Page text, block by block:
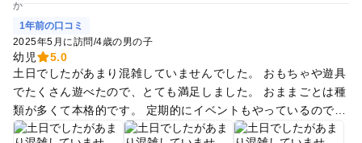
1年前の口コミ
2025年5月に訪問/4歳の男の子
幼児
5.0
土日でしたがあまり混雑していませんでした。 おもちゃや遊具
でたくさん遊べたので、とても満足しました。 おままごとは種
類が多くて本格的です。 定期的にイベントもやっているので、
飽きずに楽しめます。